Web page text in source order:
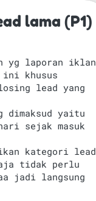
lama (P1)
yg laporan iklan
ini khusus
lead yang
dimaksud yaitu
sejak masuk
kategori lead
tidak perlu
jadi langsung